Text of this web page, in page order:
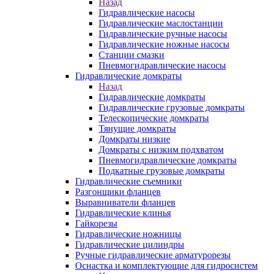
Назад
Гидравлические насосы
Гидравлические маслостанции
Гидравлические ручные насосы
Гидравлические ножные насосы
Станции смазки
Пневмогидравлические насосы
Гидравлические домкраты
Назад
Гидравлические домкраты
Гидравлические грузовые домкраты
Телескопические домкраты
Тянущие домкраты
Домкраты низкие
Домкраты с низким подхватом
Пневмогидравлические домкраты
Подкатные грузовые домкраты
Гидравлические съемники
Разгонщики фланцев
Выравниватели фланцев
Гидравлические клинья
Гайкорезы
Гидравлические ножницы
Гидравлические цилиндры
Ручные гидравлические арматурорезы
Оснастка и комплектующие для гидросистем